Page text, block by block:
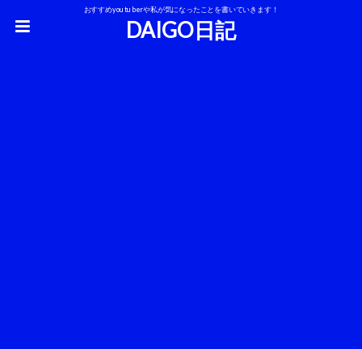
おすすめyoutuberや私が気になったことを書いていきます！
DAIGO日記